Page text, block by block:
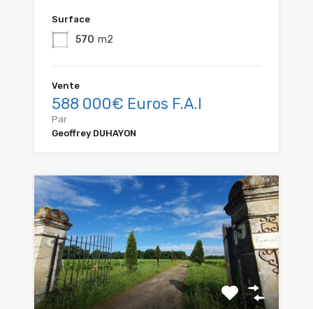
Surface
570 m2
Vente
588 000€ Euros F.A.I
Par
Geoffrey DUHAYON